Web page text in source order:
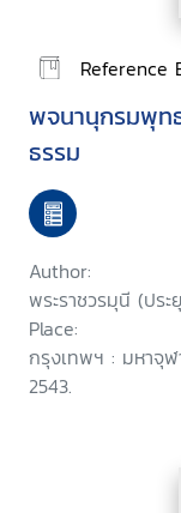
Reference
พจนานุกรมพุท
ธรรม
Author:
พระราชวรมุนี (ปร
Place:
กรุงเทพฯ : มหาจุ
2543.